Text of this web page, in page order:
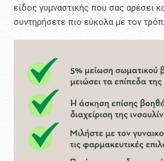
είδος γυμναστικής που σας αρέσει
συντηρήσετε πιο εύκολα με τον